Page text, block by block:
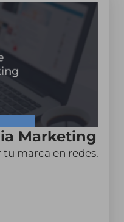
Marketing
tu marca en redes.